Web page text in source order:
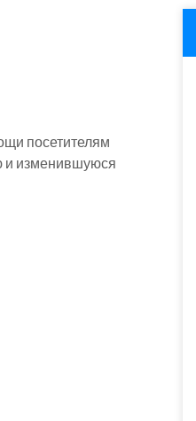
посетителям
и изменившуюся